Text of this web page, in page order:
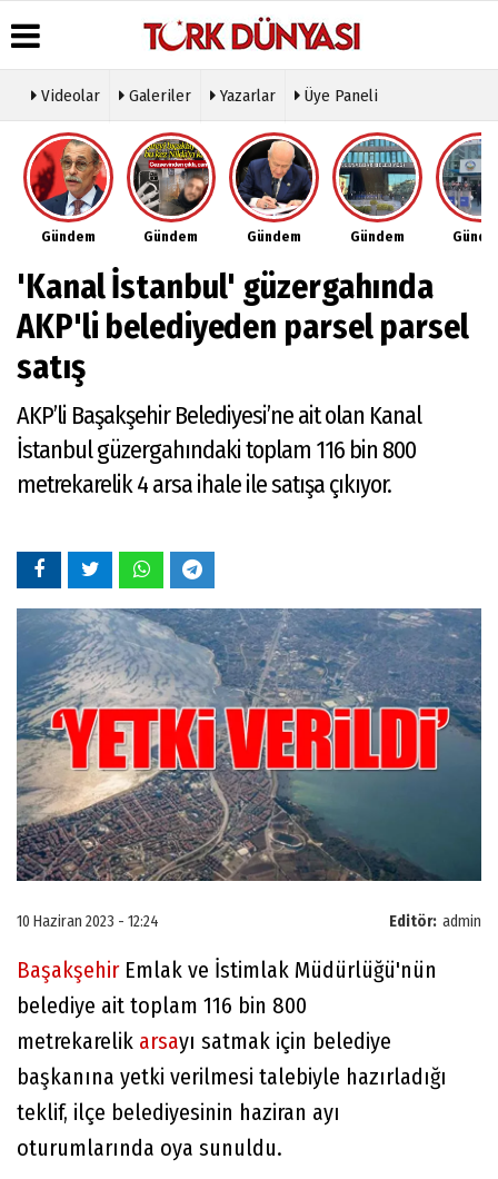
Üye Paneli
Haber
Arşivi
Gazete
Arşivi
Günün
Haberleri
Hava
Durumu
Gazete
Manşetleri
Anketler
Biyografiler
Köşe
Yazarları
Video
Galeri
Foto
Etkinlikler
Künye
İletişim
Çerez
Politikası
İlkeleri
Videolar Galeriler Yazarlar Üye Paneli
Gündem Gündem Gündem Gündem
'Kanal İstanbul' güzergahında
AKP'li belediyeden parsel parsel
satış
AKP’li Başakşehir Belediyesi’ne ait olan Kanal
İstanbul güzergahındaki toplam 116 bin 800
metrekarelik 4 arsa ihale ile satışa çıkıyor.
Editör: admin
10 Haziran 2023 - 12:24
Başakşehir Emlak ve İstimlak Müdürlüğü'nün
belediye ait toplam 116 bin 800
metrekarelik arsayı satmak için belediye
başkanına yetki verilmesi talebiyle hazırladığı
teklif, ilçe belediyesinin haziran ayı
oturumlarında oya sunuldu.